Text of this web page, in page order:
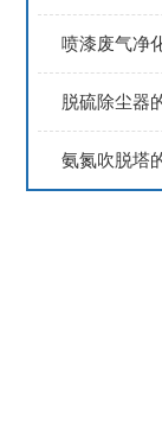
脱硫除尘器
氨氮吹脱塔